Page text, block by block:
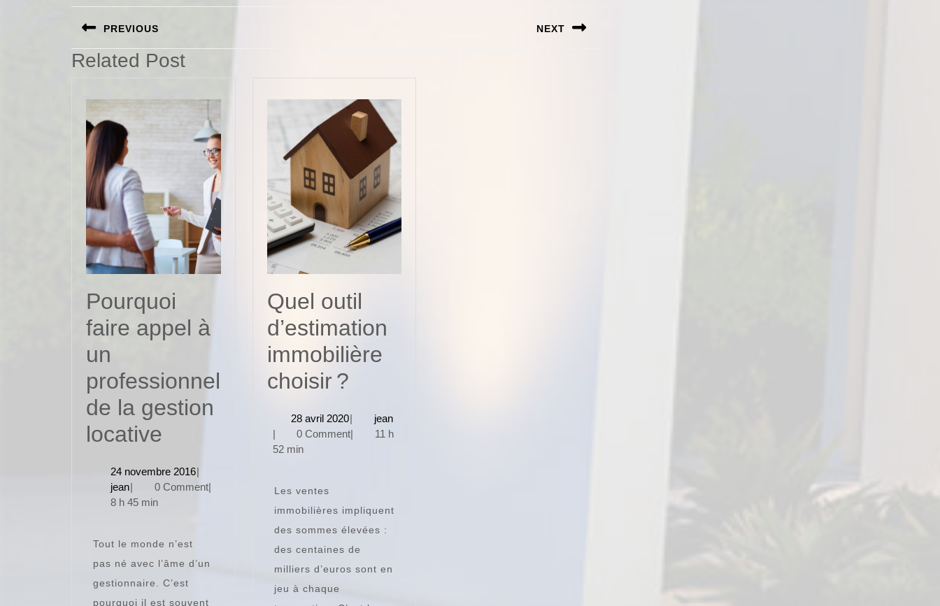
Navigation
de
l’article
PREVIOUS
Previous
post:
NEXT
Related Post
Pourquoi
faire appel à
un
professionnel
de la gestion
locative
appel
un
professionnel
de
24 novembre 201624
novembre
|
jeanjean
| 0 Comment|
8 h 45 min
Tout le monde n’est
pas né avec l’âme d’un
gestionnaire. C’est
pourquoi il est souvent
Quel outil
d’estimation
immobilière
choisir ?Quel
d’estimation
28 avril 202028
avril
| jeanjean
|
0 Comment|
11 h
52 min
Les ventes
immobilières impliquent
des sommes élevées :
des centaines de
milliers d’euros sont en
jeu à chaque